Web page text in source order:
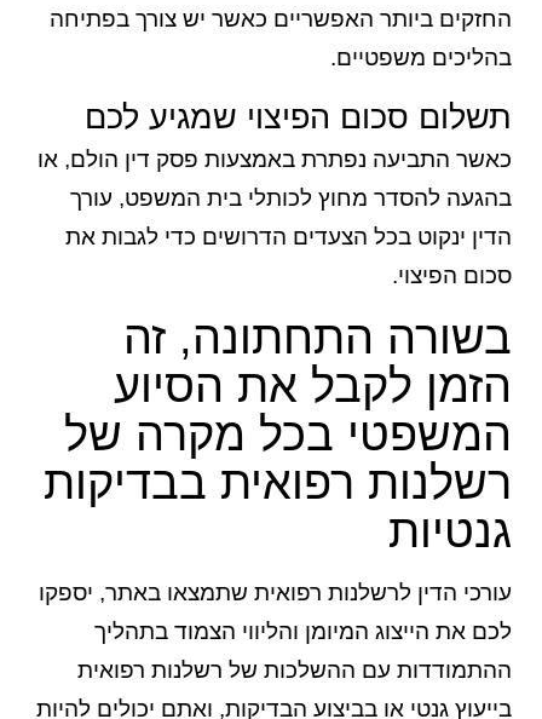
החזקים ביותר האפשריים כאשר יש צורך בפתיחה
בהליכים משפטיים.
תשלום סכום הפיצוי שמגיע לכם
כאשר התביעה נפתרת באמצעות פסק דין הולם, או
בהגעה להסדר מחוץ לכותלי בית המשפט, עורך
הדין ינקוט בכל הצעדים הדרושים כדי לגבות את
סכום הפיצוי.
בשורה התחתונה, זה
הזמן לקבל את הסיוע
המשפטי בכל מקרה של
רשלנות רפואית בבדיקות
גנטיות
עורכי הדין לרשלנות רפואית שתמצאו באתר, יספקו
לכם את הייצוג המיומן והליווי הצמוד בתהליך
ההתמודדות עם ההשלכות של רשלנות רפואית
בייעוץ גנטי או בביצוע הבדיקות, ואתם יכולים להיות